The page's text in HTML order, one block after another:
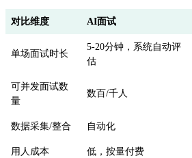
对比维度 AI面试
单场面试时长
5-20分钟，系统自动评
估
可并发面试数
量
数百/千人
数据采集/整合 自动化
用人成本 低，按量付费